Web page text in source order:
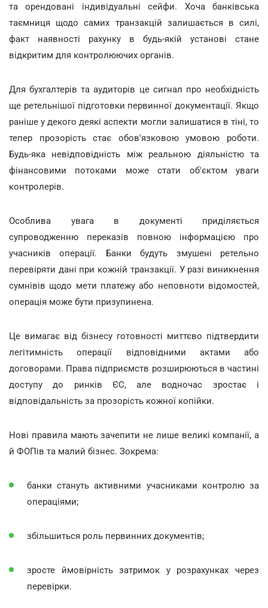
та орендовані індивідуальні сейфи. Хоча банківська
таємниця щодо самих транзакцій залишається в силі,
факт наявності рахунку в будь-якій установі стане
відкритим для контролюючих органів.
Для бухгалтерів та аудиторів це сигнал про необхідність
ще ретельнішої підготовки первинної документації. Якщо
раніше у декого деякі аспекти могли залишатися в тіні, то
тепер прозорість стає обов'язковою умовою роботи.
Будь-яка невідповідність між реальною діяльністю та
фінансовими потоками може стати об'єктом уваги
контролерів.
Особлива увага в документі приділяється
супроводженню переказів повною інформацією про
учасників операції. Банки будуть змушені ретельно
перевіряти дані при кожній транзакції. У разі виникнення
сумнівів щодо мети платежу або неповноти відомостей,
операція може бути призупинена.
Це вимагає від бізнесу готовності миттєво підтвердити
легітимність операції відповідними актами або
договорами. Права підприємств розширюються в частині
доступу до ринків ЄС, але водночас зростає і
відповідальність за прозорість кожної копійки.
Нові правила мають зачепити не лише великі компанії, а
й ФОПів та малий бізнес. Зокрема:
банки стануть активними учасниками контролю за
операціями;
збільшиться роль первинних документів;
зросте ймовірність затримок у розрахунках через
перевірки.